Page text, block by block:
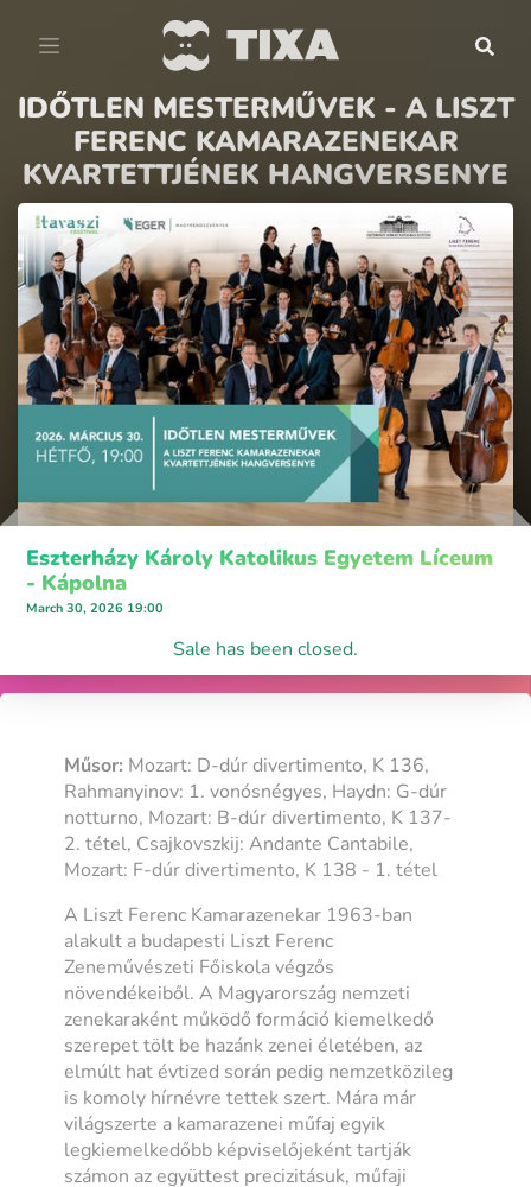
IDŐTLEN MESTERMŰVEK - A LISZT
FERENC KAMARAZENEKAR
KVARTETTJÉNEK HANGVERSENYE
Eszterházy Károly Katolikus Egyetem Líceum
- Kápolna
March 30, 2026 19:00
Sale has been closed.
Műsor: Mozart: D-dúr divertimento, K 136,
Rahmanyinov: 1. vonósnégyes, Haydn: G-dúr
notturno, Mozart: B-dúr divertimento, K 137-
2. tétel, Csajkovszkij: Andante Cantabile,
Mozart: F-dúr divertimento, K 138 - 1. tétel
A Liszt Ferenc Kamarazenekar 1963-ban
alakult a budapesti Liszt Ferenc
Zeneművészeti Főiskola végzős
növendékeiből. A Magyarország nemzeti
zenekaraként működő formáció kiemelkedő
szerepet tölt be hazánk zenei életében, az
elmúlt hat évtized során pedig nemzetközileg
is komoly hírnévre tettek szert. Mára már
világszerte a kamarazenei műfaj egyik
legkiemelkedőbb képviselőjeként tartják
számon az együttest precizitásuk, műfaji